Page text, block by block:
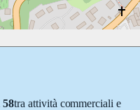
58tra attività commerciali e